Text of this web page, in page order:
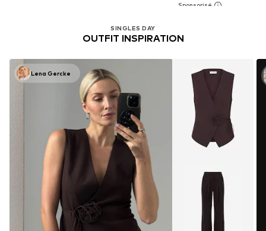
SINGLES DAY
OUTFIT INSPIRATION
Lena Gercke